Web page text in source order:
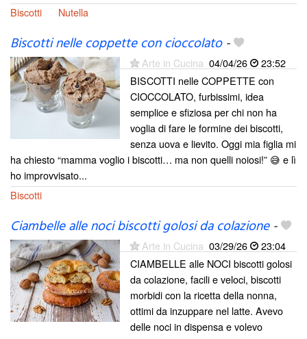
Biscotti
Nutella
Biscotti nelle coppette con cioccolato-
Arte in Cucina 04/04/26
23:52
BISCOTTI nelle COPPETTE con
CIOCCOLATO, furbissimi, idea
semplice e sfiziosa per chi non ha
voglia di fare le formine dei biscotti,
senza uova e lievito. Oggi mia figlia mi
ha chiesto “mamma voglio i biscotti… ma non quelli noiosi!” 😅 e lì
ho improvvisato...
Biscotti
Ciambelle alle noci biscotti golosi da colazione-
Arte in Cucina 03/29/26
23:04
CIAMBELLE alle NOCI biscotti golosi
da colazione, facili e veloci, biscotti
morbidi con la ricetta della nonna,
ottimi da inzuppare nel latte. Avevo
delle noci in dispensa e volevo